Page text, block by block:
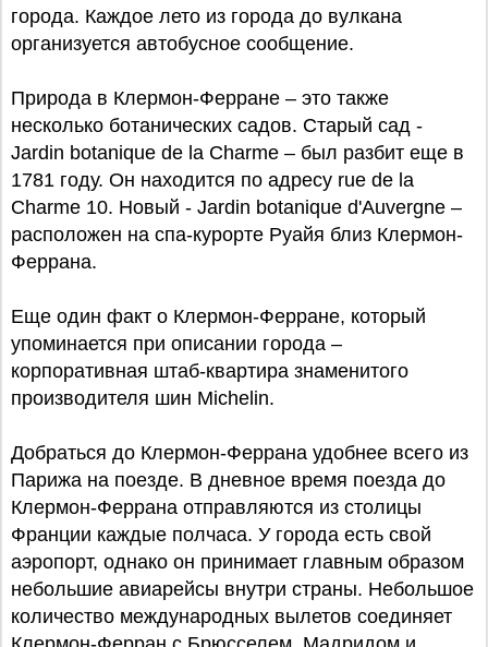
города. Каждое лето из города до вулкана
организуется автобусное сообщение.
Природа в Клермон-Ферране – это также
несколько ботанических садов. Старый сад -
Jardin botanique de la Charme – был разбит еще в
1781 году. Он находится по адресу rue de la
Charme 10. Новый - Jardin botanique d'Auvergne –
расположен на спа-курорте Руайя близ Клермон-
Феррана.
Еще один факт о Клермон-Ферране, который
упоминается при описании города –
корпоративная штаб-квартира знаменитого
производителя шин Michelin.
Добраться до Клермон-Феррана удобнее всего из
Парижа на поезде. В дневное время поезда до
Клермон-Феррана отправляются из столицы
Франции каждые полчаса. У города есть свой
аэропорт, однако он принимает главным образом
небольшие авиарейсы внутри страны. Небольшое
количество международных вылетов соединяет